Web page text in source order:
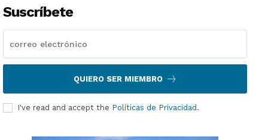
Suscríbete
QUIERO SER MIEMBRO
I've read and accept the Políticas de Privacidad.